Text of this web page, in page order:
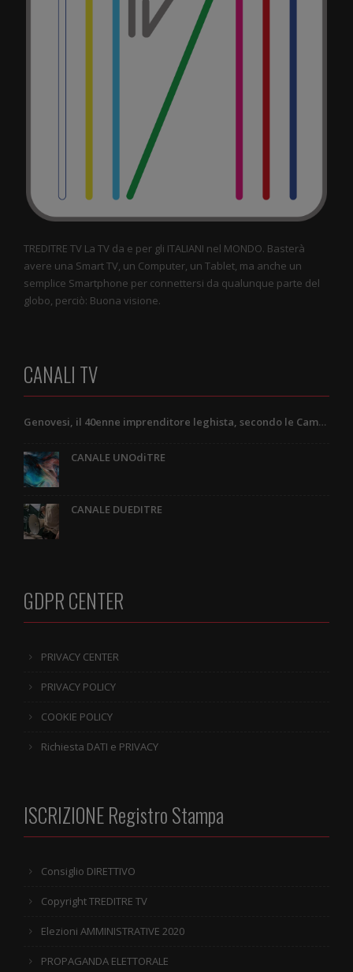
TREDITRE TV La TV da e per gli ITALIANI nel MONDO. Basterà
avere una Smart TV, un Computer, un Tablet, ma anche un
semplice Smartphone per connettersi da qualunque parte del
globo, perciò: Buona visione.
CANALI TV
Genovesi, il 40enne imprenditore leghista, secondo le Camere di Commercio e una lettera a lui indirizzata
CANALE UNOdiTRE
CANALE DUEDITRE
GDPR CENTER
PRIVACY CENTER
PRIVACY POLICY
COOKIE POLICY
Richiesta DATI e PRIVACY
ISCRIZIONE Registro Stampa
Consiglio DIRETTIVO
Copyright TREDITRE TV
Elezioni AMMINISTRATIVE 2020
PROPAGANDA ELETTORALE